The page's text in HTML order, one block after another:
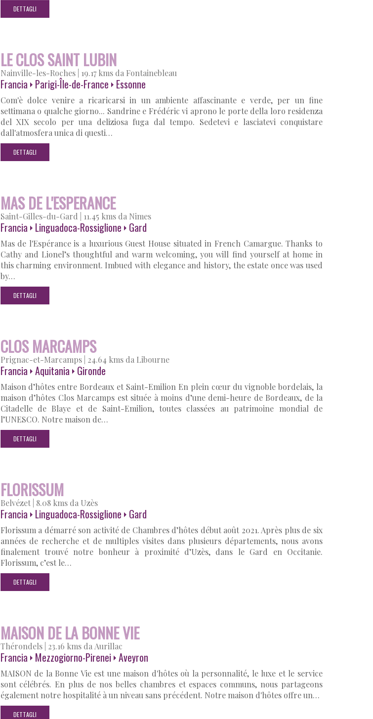
DETTAGLI
LE CLOS SAINT LUBIN
Nainville-les-Roches 19.17 kms da Fontainebleau
Francia Parigi-Île-de-France Essonne
Com'è dolce venire a ricaricarsi in un ambiente affascinante e verde, per un fine
settimana o qualche giorno... Sandrine e Frédéric vi aprono le porte della loro residenza
del XIX secolo per una deliziosa fuga dal tempo. Sedetevi e lasciatevi conquistare
dall'atmosfera unica di questi…
DETTAGLI
MAS DE L'ESPERANCE
Saint-Gilles-du-Gard 11.45 kms da Nimes
Francia Linguadoca-Rossiglione Gard
Mas de l'Espérance is a luxurious Guest House situated in French Camargue. Thanks to
Cathy and Lionel’s thoughtful and warm welcoming, you will find yourself at home in
this charming environment. Imbued with elegance and history, the estate once was used
by…
DETTAGLI
CLOS MARCAMPS
Prignac-et-Marcamps 24.64 kms da Libourne
Francia Aquitania Gironde
Maison d’hôtes entre Bordeaux et Saint-Emilion En plein cœur du vignoble bordelais, la
maison d’hôtes Clos Marcamps est située à moins d’une demi-heure de Bordeaux, de la
Citadelle de Blaye et de Saint-Emilion, toutes classées au patrimoine mondial de
l’UNESCO. Notre maison de…
DETTAGLI
FLORISSUM
Belvézet 8.08 kms da Uzès
Francia Linguadoca-Rossiglione Gard
Florissum a démarré son activité de Chambres d’hôtes début août 2021. Après plus de six
années de recherche et de multiples visites dans plusieurs départements, nous avons
finalement trouvé notre bonheur à proximité d’Uzès, dans le Gard en Occitanie.
Florissum, c’est le…
DETTAGLI
MAISON DE LA BONNE VIE
Thérondels 23.16 kms da Aurillac
Francia Mezzogiorno-Pirenei Aveyron
MAISON de la Bonne Vie est une maison d'hôtes où la personnalité, le luxe et le service
sont célébrés. En plus de nos belles chambres et espaces communs, nous partageons
également notre hospitalité à un niveau sans précédent. Notre maison d'hôtes offre un…
DETTAGLI